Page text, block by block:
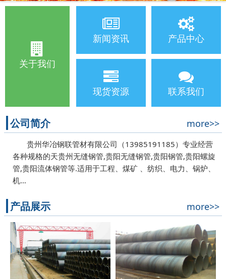
关于我们
新闻资讯 产品中心
现货资源 联系我们
公司简介 more>>
贵州华冶钢联管材有限公司（13985191185）专业经营
各种规格的天贵州无缝钢管,贵阳无缝钢管,贵阳钢管,贵阳螺旋
管,贵阳流体钢管等.适用于工程、煤矿 、纺织、电力、锅炉、
机…
产品展示 more>>